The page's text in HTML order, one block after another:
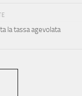
la tassa agevolata